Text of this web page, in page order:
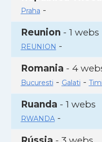
Praha -
Reunion - 1 webs
REUNION -
Romania - 4
Bucuresti - Galati -
Ruanda - 1 webs
RWANDA-